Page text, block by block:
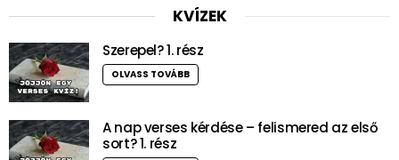
KVÍZEK
Szerepel? 1. rész
OLVASS TOVÁBB
A nap verses kérdése – felismered az első
sort? 1. rész